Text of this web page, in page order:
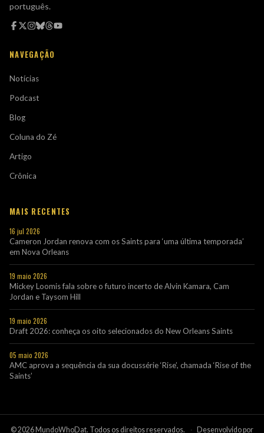
português.
NAVEGAÇÃO
Notícias
Podcast
Blog
Coluna do Zé
Artigo
Crônica
MAIS RECENTES
16 jul 2026
Cameron Jordan renova com os Saints para ‘uma última temporada’
em Nova Orleans
19 maio 2026
Mickey Loomis fala sobre o futuro incerto de Alvin Kamara, Cam
Jordan e Taysom Hill
19 maio 2026
Draft 2026: conheça os oito selecionados do New Orleans Saints
05 maio 2026
AMC aprova a sequência da sua docussérie ‘Rise’, chamada ‘Rise of the
Saints’
© 2026 MundoWhoDat. Todos os direitos reservados. · Desenvolvido por